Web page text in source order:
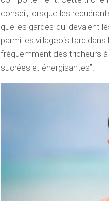
conseil, lorsque les
que les gardes qui devaient
parmi les villageois tard
fréquemment des tricheurs
sucrées et énergisantes”.